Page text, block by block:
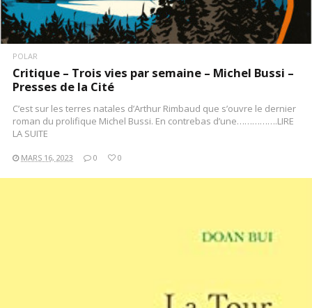
POLAR
Critique – Trois vies par semaine – Michel Bussi –
Presses de la Cité
C’est sur les terres natales d’Arthur Rimbaud que s’ouvre le dernier
roman du prolifique Michel Bussi. En contrebas d’une…………….LIRE
LA SUITE
MARS 16, 2023 0 0